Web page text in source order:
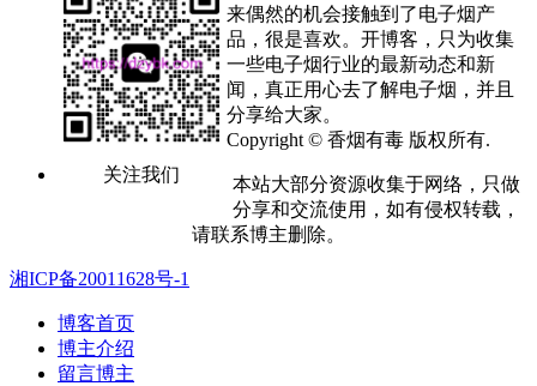
关注我们
来偶然的机会接触到了电子烟产
品，很是喜欢。开博客，只为收集
一些电子烟行业的最新动态和新
闻，真正用心去了解电子烟，并且
分享给大家。
Copyright © 香烟有毒 版权所有.
本站大部分资源收集于网络，只做
分享和交流使用，如有侵权转载，
请联系博主删除。
湘ICP备20011628号-1
博客首页
博主介绍
留言博主